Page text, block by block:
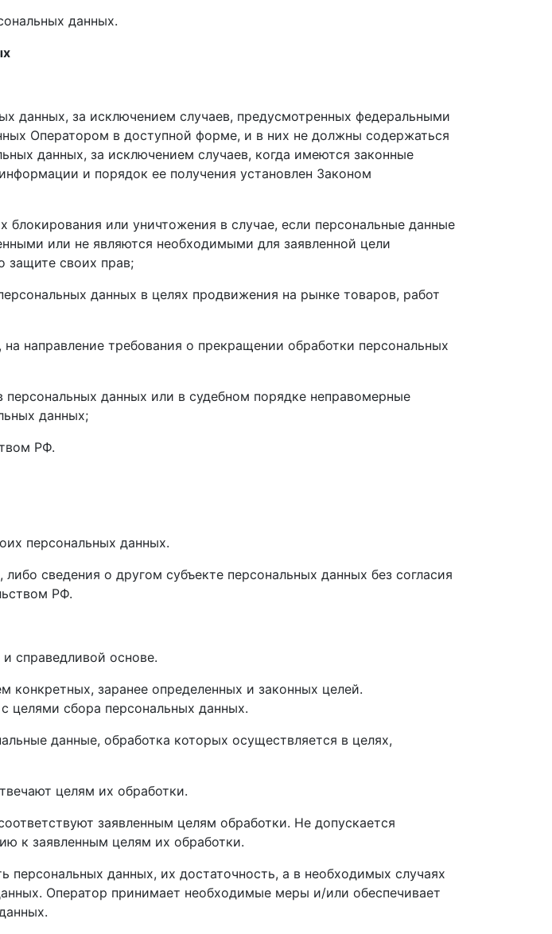
данных.
данных, за исключением случаев, предусмотренных федеральными
Оператором в доступной форме, и в них не должны содержаться
данных, за исключением случаев, когда имеются законные
и порядок ее получения установлен Законом
или уничтожения в случае, если персональные данные
или не являются необходимыми для заявленной цели
защите своих прав;
данных в целях продвижения на рынке товаров, работ
направление требования о прекращении обработки персональных
данных или в судебном порядке неправомерные
данных;
РФ.
персональных данных.
сведения о другом субъекте персональных данных без согласия
РФ.
справедливой основе.
конкретных, заранее определенных и законных целей.
целями сбора персональных данных.
данные, обработка которых осуществляется в целях,
целям их обработки.
заявленным целям обработки. Не допускается
к заявленным целям их обработки.
персональных данных, их достаточность, а в необходимых случаях
Оператор принимает необходимые меры и/или обеспечивает